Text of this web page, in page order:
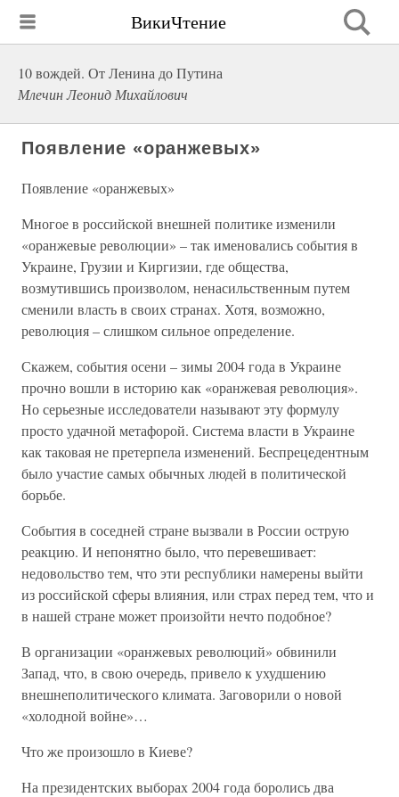
ВикиЧтение
10 вождей. От Ленина до Путина
Млечин Леонид Михайлович
Появление «оранжевых»
Появление «оранжевых»
Многое в российской внешней политике изменили
«оранжевые революции» – так именовались события в
Украине, Грузии и Киргизии, где общества,
возмутившись произволом, ненасильственным путем
сменили власть в своих странах. Хотя, возможно,
революция – слишком сильное определение.
Скажем, события осени – зимы 2004 года в Украине
прочно вошли в историю как «оранжевая революция».
Но серьезные исследователи называют эту формулу
просто удачной метафорой. Система власти в Украине
как таковая не претерпела изменений. Беспрецедентным
было участие самых обычных людей в политической
борьбе.
События в соседней стране вызвали в России острую
реакцию. И непонятно было, что перевешивает:
недовольство тем, что эти республики намерены выйти
из российской сферы влияния, или страх перед тем, что и
в нашей стране может произойти нечто подобное?
В организации «оранжевых революций» обвинили
Запад, что, в свою очередь, привело к ухудшению
внешнеполитического климата. Заговорили о новой
«холодной войне»…
Что же произошло в Киеве?
На президентских выборах 2004 года боролись два